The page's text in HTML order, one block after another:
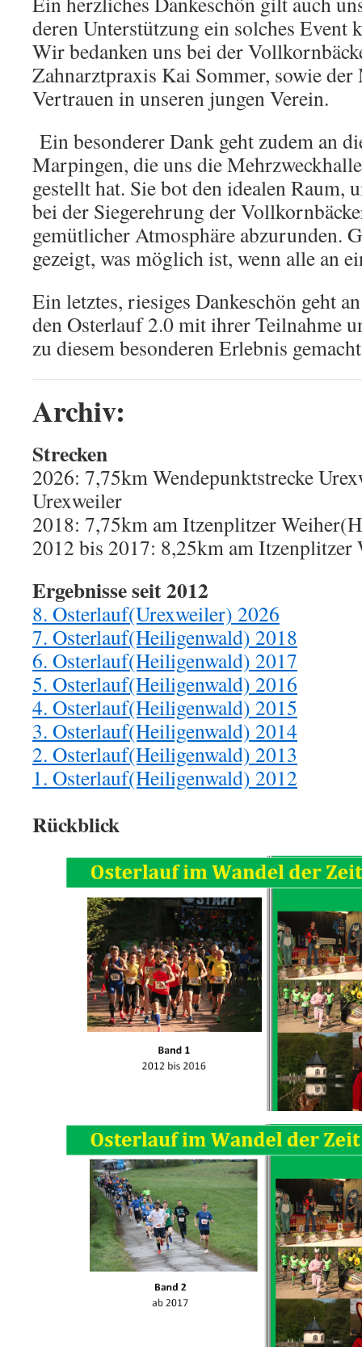
deren Unterstützung ein solches Event
Wir bedanken uns bei der
Zahnarztpraxis Kai Sommer, sowie
Vertrauen in unseren jungen Verein.
Ein besonderer Dank geht zudem an
Marpingen, die uns die
gestellt hat. Sie bot den idealen Raum,
bei der Siegerehrung der
gemütlicher Atmosphäre abzurunden.
gezeigt, was möglich ist, wenn alle an
Ein letztes, riesiges Dankeschön geht
den Osterlauf 2.0 mit ihrer Teilnahme
zu diesem besonderen Erlebnis
Archiv:
Strecken
2026: 7,75km Wendepunktstrecke
Urexweiler
2018: 7,75km am Itzenplitzer
2012 bis 2017: 8,25km am
Ergebnisse seit 2012
8. Osterlauf(Urexweiler) 2026
7. Osterlauf(Heiligenwald) 2018
6. Osterlauf(Heiligenwald) 2017
5. Osterlauf(Heiligenwald) 2016
4. Osterlauf(Heiligenwald) 2015
3. Osterlauf(Heiligenwald) 2014
2. Osterlauf(Heiligenwald) 2013
1. Osterlauf(Heiligenwald) 2012
Rückblick